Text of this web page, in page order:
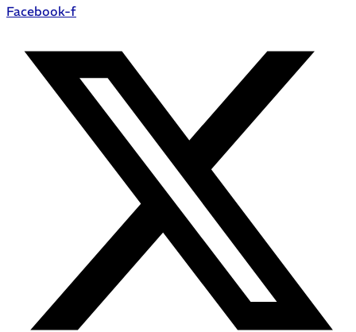
Facebook-f